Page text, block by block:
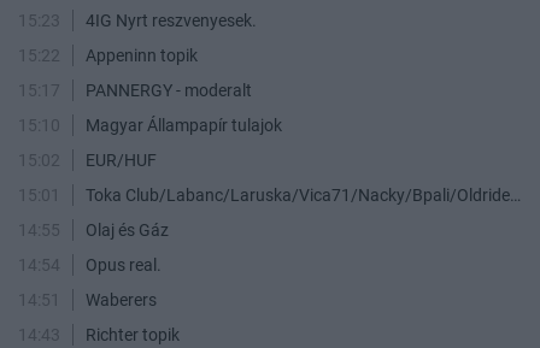
15:23
4IG Nyrt reszvenyesek.
15:22
Appeninn topik
15:17
PANNERGY - moderalt
15:10
Magyar Állampapír tulajok
15:02
EUR/HUF
15:01
Toka Club/Labanc/Laruska/Vica71/Nacky/Bpali/Oldrider/Josefernando/Mcbull/Kawaszabi
14:55
Olaj és Gáz
14:54
Opus real.
14:51
Waberers
14:43
Richter topik